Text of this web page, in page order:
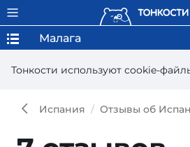
Тонкости используют сookie-
Малага
Испания Отзывы об